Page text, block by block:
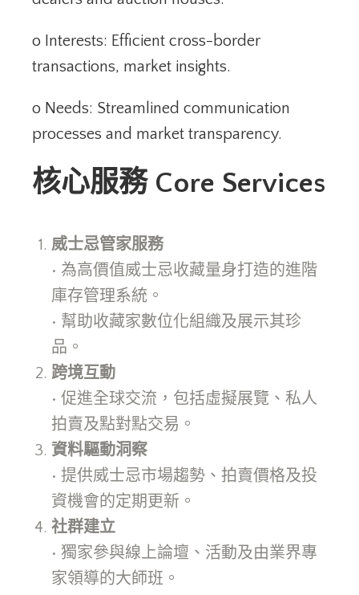
o Interests: Efficient cross-border
transactions, market insights.
o Needs: Streamlined communication
processes and market transparency.
核心服務 Core Services
威士忌管家服務
• 為高價值威士忌收藏量身打造的進階
庫存管理系統。
• 幫助收藏家數位化組織及展示其珍
品。
跨境互動
• 促進全球交流，包括虛擬展覽、私人
拍賣及點對點交易。
資料驅動洞察
• 提供威士忌市場趨勢、拍賣價格及投
資機會的定期更新。
社群建立
• 獨家參與線上論壇、活動及由業界專
家領導的大師班。